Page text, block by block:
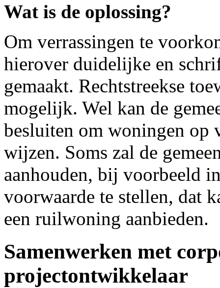
Wat is de oplossing?
Om verrassingen te
hierover duidelijke en
gemaakt. Rechtstreekse
mogelijk. Wel kan de
besluiten om woningen op
wijzen. Soms zal de
aanhouden, bij voorbeeld
voorwaarde te stellen, dat
een ruilwoning aanbieden.
Samenwerken met
projectontwikkelaar